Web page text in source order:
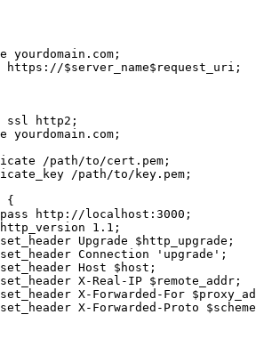
yourdomain.com;
https://$server_name$request_uri;
ssl http2;
yourdomain.com;
/path/to/cert.pem;
/path/to/key.pem;
{
http://localhost:3000;
1.1 ;
Upgrade $http_upgrade;
Connection 'upgrade' ;
Host $host;
X-Real-IP $remote_addr;
X-Forwarded-For
X-Forwarded-Proto